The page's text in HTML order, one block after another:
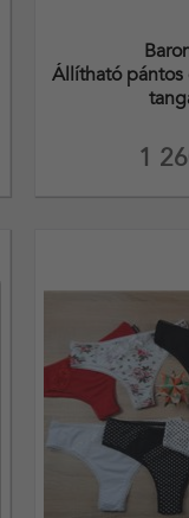
1
Állítható